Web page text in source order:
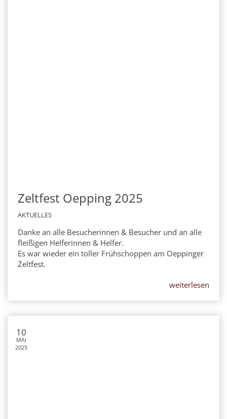
Zeltfest Oepping 2025
AKTUELLES
Danke an alle Besucherinnen & Besucher und an alle
fleißigen Helferinnen & Helfer.
Es war wieder ein toller Frühschoppen am Oeppinger
Zeltfest.
weiterlesen
10
MAI
2025